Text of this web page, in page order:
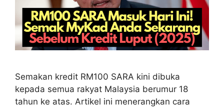
Semakan kredit RM100 SARA kini dibuka
kepada semua rakyat Malaysia berumur 18
tahun ke atas. Artikel ini menerangkan cara